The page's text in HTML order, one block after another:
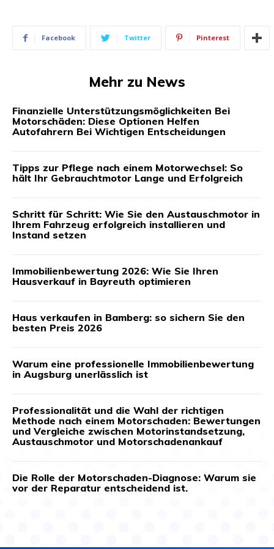
Facebook Twitter Pinterest
Mehr zu News
Finanzielle Unterstützungsmöglichkeiten Bei
Motorschäden: Diese Optionen Helfen
Autofahrern Bei Wichtigen Entscheidungen
Tipps zur Pflege nach einem Motorwechsel: So
hält Ihr Gebrauchtmotor Lange und Erfolgreich
Schritt für Schritt: Wie Sie den Austauschmotor in
Ihrem Fahrzeug erfolgreich installieren und
Instand setzen
Immobilienbewertung 2026: Wie Sie Ihren
Hausverkauf in Bayreuth optimieren
Haus verkaufen in Bamberg: so sichern Sie den
besten Preis 2026
Warum eine professionelle Immobilienbewertung
in Augsburg unerlässlich ist
Professionalität und die Wahl der richtigen
Methode nach einem Motorschaden: Bewertungen
und Vergleiche zwischen Motorinstandsetzung,
Austauschmotor und Motorschadenankauf
Die Rolle der Motorschaden-Diagnose: Warum sie
vor der Reparatur entscheidend ist.